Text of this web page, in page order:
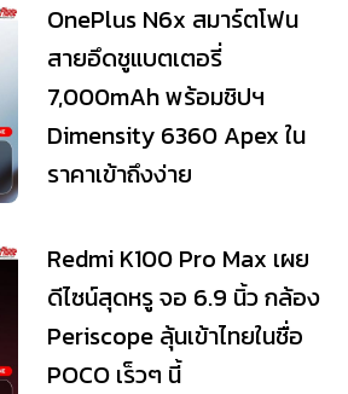
OnePlus N6x สมาร์ตโฟน
สายอึดชูแบตเตอรี่
7,000mAh พร้อมชิปฯ
Dimensity 6360 Apex ใน
ราคาเข้าถึงง่าย
Redmi K100 Pro Max เผย
ดีไซน์สุดหรู จอ 6.9 นิ้ว กล้อง
Periscope ลุ้นเข้าไทยในชื่อ
POCO เร็วๆ นี้